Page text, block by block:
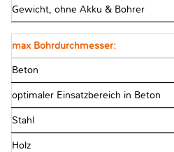
Gewicht, ohne Akku & Bohrer
max Bohrdurchmesser:
Beton
optimaler Einsatzbereich in Beton
Stahl
Holz